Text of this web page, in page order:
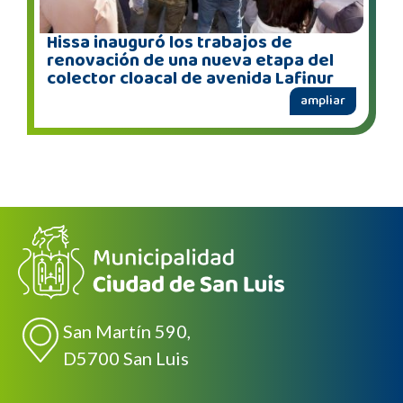
Hissa inauguró los trabajos de
renovación de una nueva etapa del
colector cloacal de avenida Lafinur
ampliar
San Martín 590,
D5700 San Luis